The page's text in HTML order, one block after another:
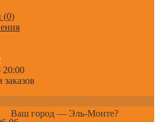
(0)
20:00
Ваш город — Эль-Монте?